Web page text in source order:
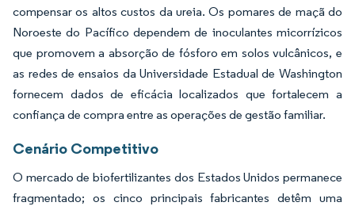
compensar os altos custos da ureia. Os pomares de maçã do
Noroeste do Pacífico dependem de inoculantes micorrízicos
que promovem a absorção de fósforo em solos vulcânicos, e
as redes de ensaios da Universidade Estadual de Washington
fornecem dados de eficácia localizados que fortalecem a
confiança de compra entre as operações de gestão familiar.
Cenário Competitivo
O mercado de biofertilizantes dos Estados Unidos permanece
fragmentado; os cinco principais fabricantes detêm uma